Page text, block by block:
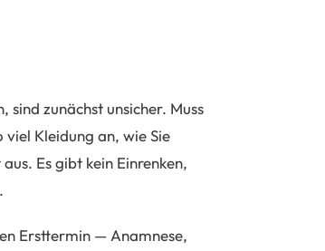
sind zunächst unsicher. Muss
viel Kleidung an, wie Sie
Es gibt kein Einrenken,
Ersttermin — Anamnese,